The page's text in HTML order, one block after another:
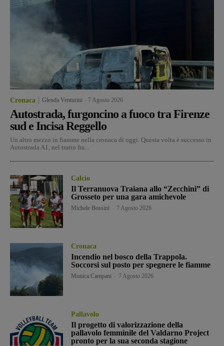
Cronaca Glenda Venturini 7 Agosto 2026
Autostrada, furgoncino a fuoco tra Firenze
sud e Incisa Reggello
Un altro mezzo in fiamme nella cronaca di oggi. Questa volta è successo in
Autostrada A1, nel tratto fra...
Calcio
Il Terranuova Traiana allo “Zecchini” di
Grosseto per una gara amichevole
Michele Bossini 7 Agosto 2026
Cronaca
Incendio nel bosco della Trappola.
Soccorsi sul posto per spegnere le fiamme
Monica Campani 7 Agosto 2026
Pallavolo
Il progetto di valorizzazione della
pallavolo femminile del Valdarno Project
pronto per la sua seconda stagione